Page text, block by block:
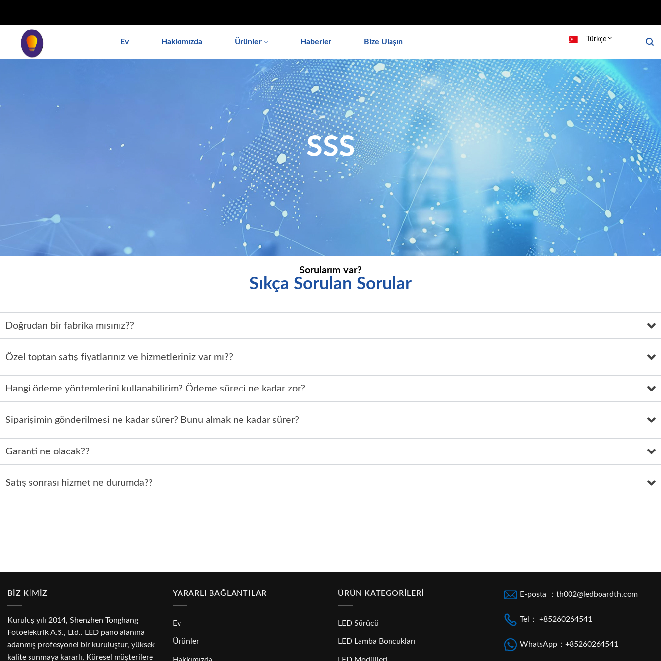
Ev Hakkımızda Ürünler Haberler Bize Ulaşın Türkçe
SSS
Sorularım var?
Sıkça Sorulan Sorular
Doğrudan bir fabrika mısınız??
Özel toptan satış fiyatlarınız ve hizmetleriniz var mı??
Hangi ödeme yöntemlerini kullanabilirim? Ödeme süreci ne kadar zor?
Siparişimin gönderilmesi ne kadar sürer? Bunu almak ne kadar sürer?
Garanti ne olacak??
Satış sonrası hizmet ne durumda??
BİZ KİMİZ
Kuruluş yılı 2014, Shenzhen Tonghang
Fotoelektrik A.Ş., Ltd.. LED pano alanına
adanmış profesyonel bir kuruluştur, yüksek
kalite sunmaya kararlı, Küresel müşterilere
YARARLI BAĞLANTILAR
Ev
Ürünler
Hakkımızda
ÜRÜN KATEGORILERI
LED Sürücü
LED Lamba Boncukları
LED Modülleri
E-posta ： th002@ledboardth.com
Tel： +85260264541
WhatsApp：+85260264541